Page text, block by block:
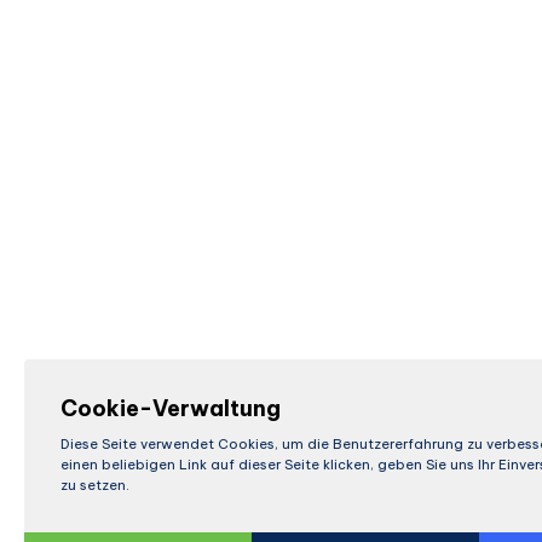
Cookie-Verwaltung
Diese Seite verwendet Cookies, um die Benutzererfahrung zu
einen beliebigen Link auf dieser Seite klicken, geben Sie uns Ihr
zu setzen.